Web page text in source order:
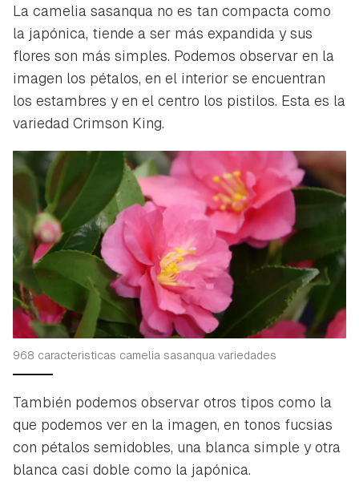
Guardar como favorito
La camelia sasanqua no es tan compacta como
la japónica, tiende a ser más expandida y sus
flores son más simples. Podemos observar en la
imagen los pétalos, en el interior se encuentran
los estambres y en el centro los pistilos. Esta es la
variedad Crimson King.
968 caracteristicas camelia sasanqua variedades
También podemos observar otros tipos como la
que podemos ver en la imagen, en tonos fucsias
con pétalos semidobles, una blanca simple y otra
blanca casi doble como la japónica.